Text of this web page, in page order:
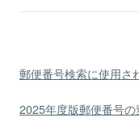
郵便番号検索に使用さ
2025年度版郵便番号の